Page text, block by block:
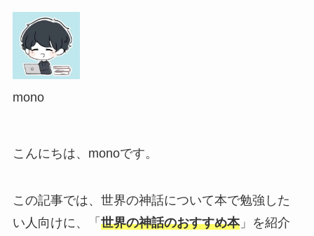
mono
こんにちは、monoです。
この記事では、世界の神話について本で勉強した
い人向けに、「 世界の神話のおすすめ本」を紹介